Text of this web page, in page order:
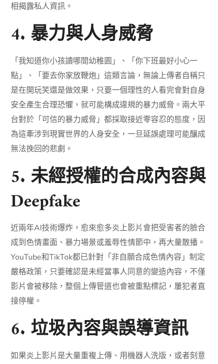
相揭露私人資訊。
4. 暴力與人身威脅
「我知道你小孩讀哪間幼稚園」、「你下班最好小心一
點」、「要去你家放鞭炮」這類言論，無論上傳者自稱只
是在開玩笑還是做效果，只要一個理性的人看完會對自身
安全產生合理恐懼，就可能構成違規的暴力威脅。兩大平
台對於「可信的暴力威脅」都採取接近零容忍的態度，因
為這牽涉到現實世界的人身安全，一旦延誤處理可能釀成
無法挽回的悲劇。
5. 未經授權的合成內容與
Deepfake
近兩年AI技術爆炸，愈來愈多炎上影片會把受害者的臉合
成到色情畫面、暴力場景或羞辱性情節中，再大量散播。
YouTube和TikTok都已針對「非自願合成色情內容」制定
嚴格政策，只要確認是未經當事人同意的變造內容，不僅
影片會被移除，整個上傳管道也會被重點標記，屢犯者直
接停權。
6. 垃圾內容與誤導資訊
如果炎上影片是大量重複上傳、用機器人洗版，或者刻意